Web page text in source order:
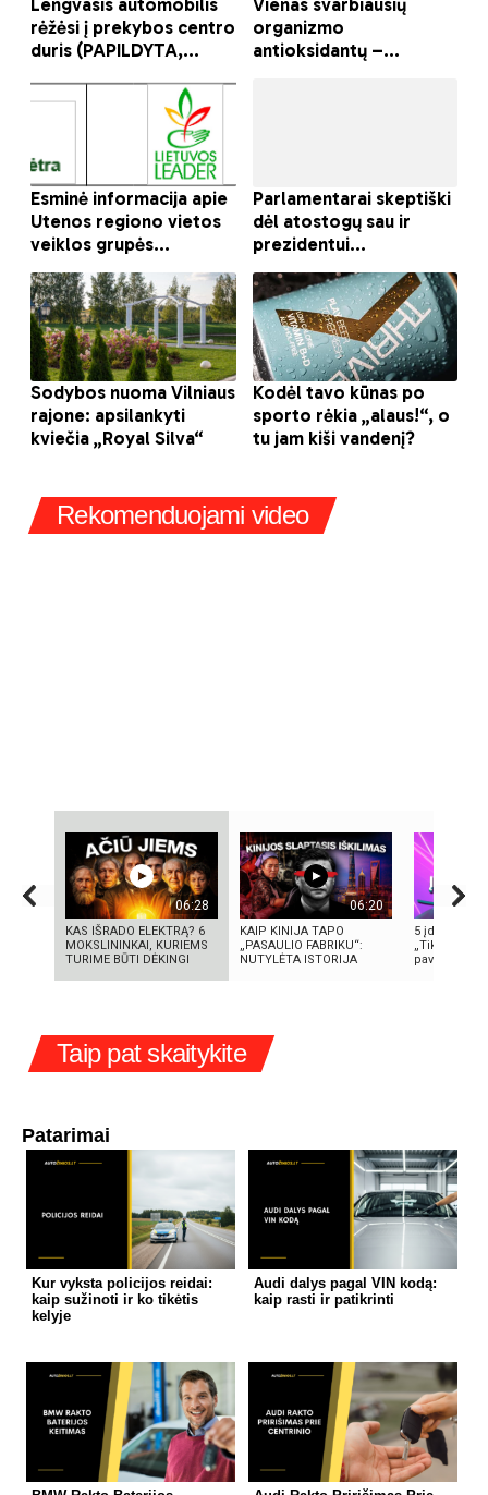
Rekomenduojami video
06:28
KAS IŠRADO ELEKTRĄ? 6
MOKSLININKAI, KURIEMS
TURIME BŪTI DĖKINGI
06:20
KAIP KINIJA TAPO
„PASAULIO FABRIKU“:
NUTYLĖTA ISTORIJA
5 įdomūs
„TikTok“: ką
Taip pat skaitykite
Patarimai
Kur vyksta policijos reidai:
kaip sužinoti ir ko tikėtis
kelyje
Audi dalys pagal VIN kodą:
kaip rasti ir patikrinti